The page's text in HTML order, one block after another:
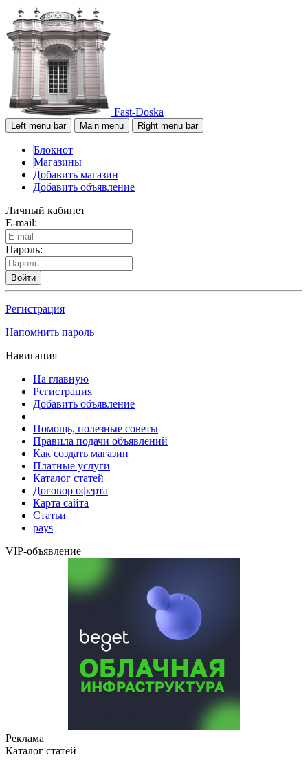
Fast-Doska
Left menu bar Main menu Right menu bar
Блокнот
Магазины
Добавить магазин
Добавить объявление
Личный кабинет
E-mail:
Пароль:
Войти
Регистрация
Напомнить пароль
Навигация
На главную
Регистрация
Добавить объявление
Помощь, полезные советы
Правила подачи объявлений
Как создать магазин
Платные услуги
Каталог статей
Договор оферта
Карта сайта
Статьи
pays
VIP-объявление
Реклама
Каталог статей